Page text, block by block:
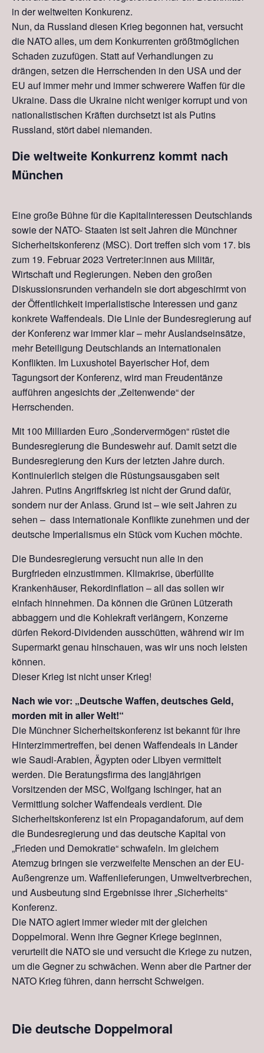
in der weltweiten Konkurenz.
Nun, da Russland diesen Krieg begonnen hat, versucht
die NATO alles, um dem Konkurrenten größtmöglichen
Schaden zuzufügen. Statt auf Verhandlungen zu
drängen, setzen die Herrschenden in den USA und der
EU auf immer mehr und immer schwerere Waffen für die
Ukraine. Dass die Ukraine nicht weniger korrupt und von
nationalistischen Kräften durchsetzt ist als Putins
Russland, stört dabei niemanden.
Die weltweite Konkurrenz kommt nach
München
Eine große Bühnefür die Kapitalinteressen Deutschlands
sowie der NATO- Staaten ist seit Jahren die Münchner
Sicherheitskonferenz (MSC). Dort treffen sich vom 17. bis
zum 19. Februar 2023 Vertreter:innen aus Militär,
Wirtschaft und Regierungen. Neben den großen
Diskussionsrunden verhandeln sie dort abgeschirmt von
der Öffentlichkeit imperialistische Interessen und ganz
konkrete Waffendeals. Die Linie der Bundesregierung auf
der Konferenz war immer klar – mehr Auslandseinsätze,
mehr Beteiligung Deutschlands an internationalen
Konflikten. Im Luxushotel Bayerischer Hof, dem
Tagungsort der Konferenz, wird man Freudentänze
aufführen angesichts der „Zeitenwende“ der
Herrschenden.
Mit 100 Milliarden Euro„Sondervermögen“ rüstet die
Bundesregierung die Bundeswehr auf. Damit setzt die
Bundesregierung den Kurs der letzten Jahre durch.
Kontinuierlich steigen die Rüstungsausgaben seit
Jahren. Putins Angriffskrieg ist nicht der Grund dafür,
sondern nur der Anlass. Grund ist– wie seit Jahren zu
sehen – dass internationale Konflikte zunehmen und der
deutsche Imperialismus ein Stück vom Kuchen möchte.
Die Bundesregierung versucht nun alle in den
Burgfrieden einzustimmen. Klimakrise, überfüllte
Krankenhäuser, Rekordinflation – all das sollen wir
einfach hinnehmen. Da können die Grünen Lützerath
abbaggern und die Kohlekraft verlängern, Konzerne
dürfen Rekord-Dividenden ausschütten, während wir im
Supermarkt genau hinschauen, was wir uns noch leisten
können.
Dieser Krieg ist nicht unser Krieg!
Nach wie vor: „Deutsche Waffen, deutsches Geld,
morden mit in aller Welt!“
Die Münchner Sicherheitskonferenz ist bekannt für ihre
Hinterzimmertreffen, bei denen Waffendeals in Länder
wie Saudi-Arabien, Ägypten oder Libyen vermittelt
werden. Die Beratungsfirma des langjährigen
Vorsitzenden der MSC, Wolfgang Ischinger, hat an
Vermittlung solcher Waffendeals verdient. Die
Sicherheitskonferenz ist ein Propagandaforum, auf dem
die Bundesregierung und das deutsche Kapital von
„Frieden und Demokratie“ schwafeln. Im gleichem
Atemzug bringen sie verzweifelte Menschen an der EU-
Außengrenze um. Waffenlieferungen, Umweltverbrechen,
und Ausbeutung sind Ergebnisse ihrer „Sicherheits“
Konferenz.
Die NATO agiert immer wieder mit der gleichen
Doppelmoral. Wenn ihre Gegner Kriege beginnen,
verurteilt die NATO sie und versucht die Kriege zu nutzen,
um die Gegner zu schwächen. Wenn aber die Partner der
NATO Krieg führen, dann herrscht Schweigen.
Die deutsche Doppelmoral